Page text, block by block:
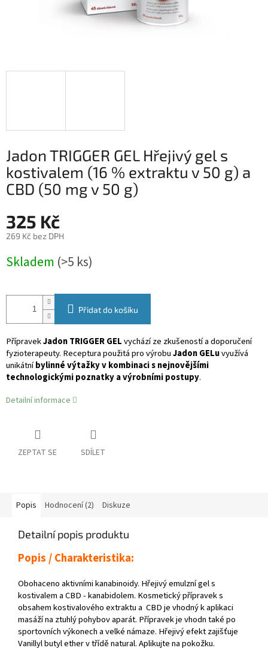
Jadon TRIGGER GEL Hřejivý gel s
kostivalem (16 % extraktu v 50 g) a
CBD (50 mg v 50 g)
325 Kč
269 Kč bez DPH
cena:
Skladem (>5 ks)
Přidat do košíku
PřípravekJadon TRIGGER GELvychází ze zkušeností a doporučení
fyzioterapeuty. Receptura použitá pro výrobuJadon GELuvyužívá
unikátníbylinné výtažky v kombinaci s nejnovějšími
technologickými poznatky a výrobními postupy.
Detailní informace
ZEPTAT SE SDÍLET
Popis Hodnocení (2) Diskuze
Detailní popis produktu
Popis / Charakteristika:
Obohaceno aktivními kanabinoidy. Hřejivý emulzní gel s
kostivalem a CBD - kanabidolem. Kosmetický přípravek s
obsahem kostivalového extraktu a CBD je vhodný k aplikaci
masáží na ztuhlý pohybov aparát. Přípravek je vhodn také po
sportovních výkonech a velké námaze. Hřejivý efekt zajišťuje
Vanillyl butyl ether v třídě natural. Aplikujte na pokožku.